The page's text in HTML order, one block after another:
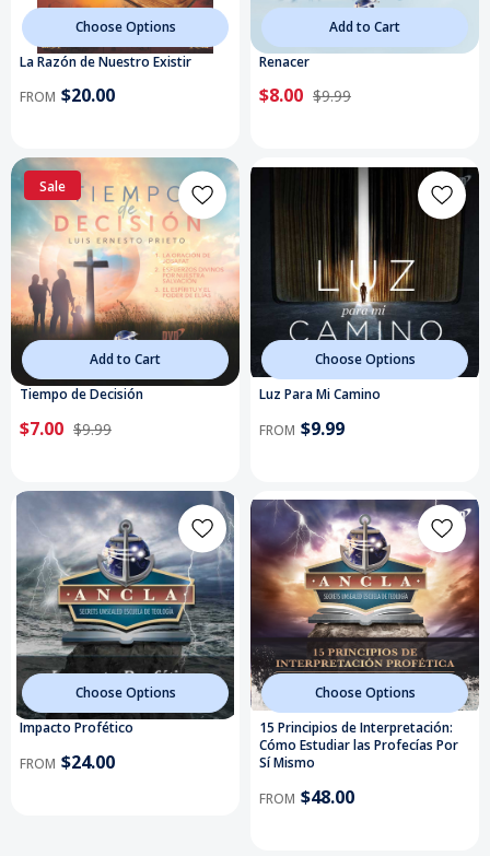
Choose Options
La Razón de Nuestro Existir
FROM $20.00
Add to Cart
Renacer
$8.00 $9.99
Sale
Add to Cart
Tiempo de Decisión
$7.00 $9.99
Choose Options
Luz Para Mi Camino
FROM $9.99
Choose Options
Impacto Profético
FROM $24.00
Choose Options
15 Principios de Interpretación:
Cómo Estudiar las Profecías Por
Sí Mismo
FROM $48.00